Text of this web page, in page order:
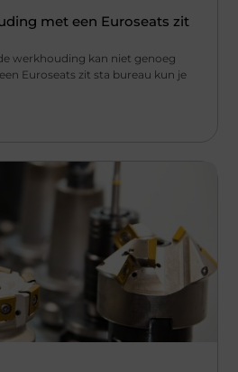
met een Euroseats zit
werkhouding kan niet genoeg
Euroseats zit sta bureau kun je